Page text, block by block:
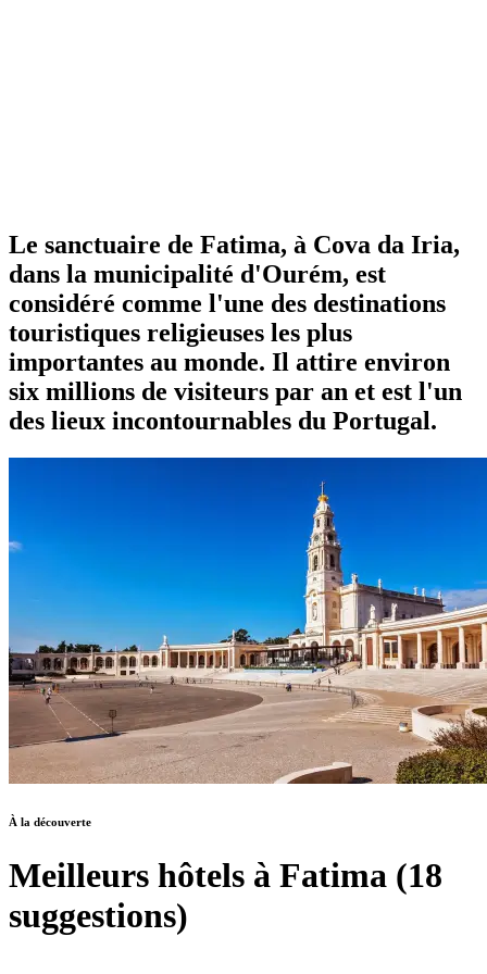
Le sanctuaire de Fatima, à Cova da Iria,
dans la municipalité d'Ourém, est
considéré comme l'une des destinations
touristiques religieuses les plus
importantes au monde. Il attire environ
six millions de visiteurs par an et est l'un
des lieux incontournables du Portugal.
À la découverte
Meilleurs hôtels à Fatima (18
suggestions)